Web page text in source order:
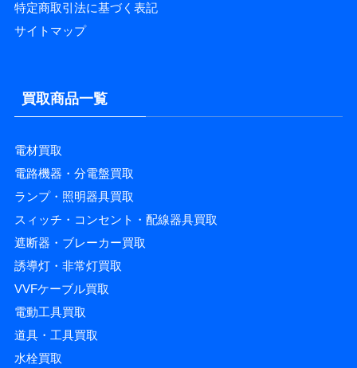
特定商取引法に基づく表記
サイトマップ
買取商品一覧
電材買取
電路機器・分電盤買取
ランプ・照明器具買取
スィッチ・コンセント・配線器具買取
遮断器・ブレーカー買取
誘導灯・非常灯買取
VVFケーブル買取
電動工具買取
道具・工具買取
水栓買取